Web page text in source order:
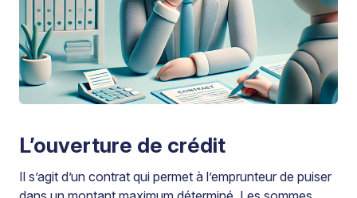
L’ouverture de crédit
Il s’agit d’un contrat qui permet à l’emprunteur de puiser